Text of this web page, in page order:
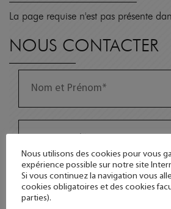
La page requise n'est pas présente
NOUS CONTACTER
Nous utilisons des cookies pour vous
expérience possible sur notre site
Si vous continuez la navigation vous
cookies obligatoires et des cookies
parties).